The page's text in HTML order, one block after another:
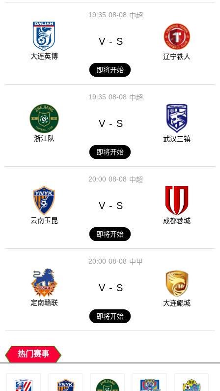
08-08
19:35 中超
大连英博
V - S
辽宁铁人
即将开始
08-08
19:35 中超
浙江队
V - S
武汉三镇
即将开始
08-08
20:00 中超
云南玉昆
V - S
成都蓉城
即将开始
08-08
20:00 中甲
定南赣联
V - S
大连鲲城
即将开始
热门赛事